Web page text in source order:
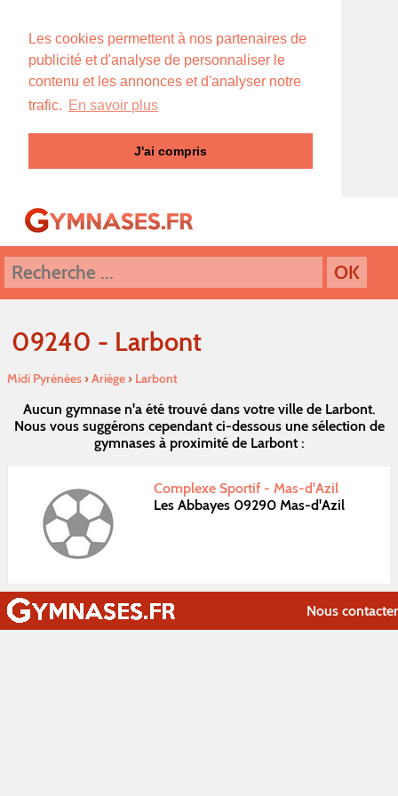
Les cookies permettent à nos partenaires de
publicité et d'analyse de personnaliser le
contenu et les annonces et d'analyser notre
trafic. En savoir plus
J'ai compris
09240 - Larbont
Midi Pyrénées›Ariége› Larbont
Aucun gymnase n'a été trouvé dans votre ville de Larbont.
Nous vous suggérons cependant ci-dessous une sélection de
gymnases à proximité de Larbont :
Complexe Sportif - Mas-d'Azil
Les Abbayes 09290 Mas-d'Azil
Nous contacter